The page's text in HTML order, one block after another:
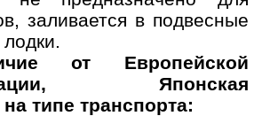
заливается в подвесные
от Европейской
Японская
типе транспорта: